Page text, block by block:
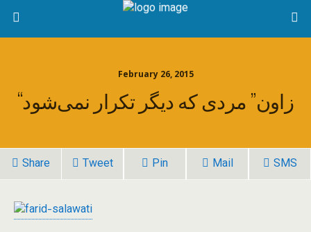
February 26, 2015
“زاون” مردی که دیگر تکرار نمی‌شود
Share Tweet Pin Mail SMS